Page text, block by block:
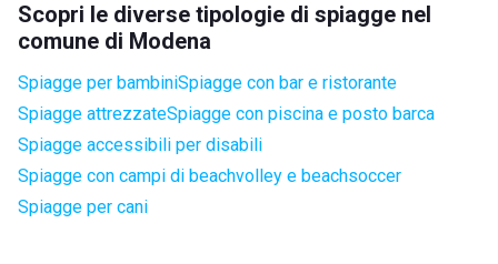
Scopri le diverse tipologie di spiagge nel
comune di Modena
Spiagge per bambiniSpiagge con bar e ristorante
Spiagge attrezzateSpiagge con piscina e posto barca
Spiagge accessibili per disabili
Spiagge con campi di beachvolley e beachsoccer
Spiagge per cani